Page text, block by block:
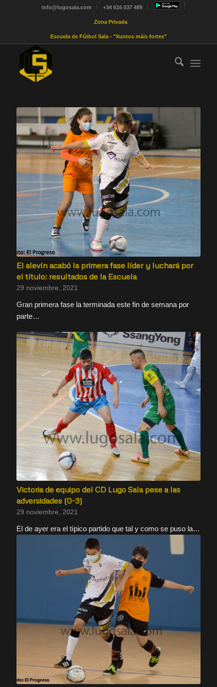
info@lugosala.com +34 616 037 489
Zona Privada
Escuela de Fútbol Sala - "Xuntos máis fortes"
El alevín acabó la primera fase líder y luchará por
el título: resultados de la Escuela
29 noviembre, 2021
Gran primera fase la terminada este fin de semana por
parte…
Victoria de equipo del CD Lugo Sala pese a las
adversidades (0-3)
29 noviembre, 2021
El de ayer era el típico partido que tal y como se puso la…